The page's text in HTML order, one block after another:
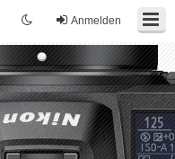
Anmelden